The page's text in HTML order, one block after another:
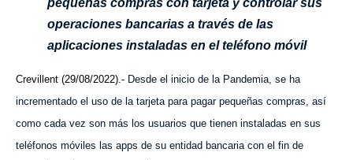
pequeñas compras con tarjeta y controlar sus
operaciones bancarias a través de las
aplicaciones instaladas en el teléfono móvil
Crevillent (29/08/2022).- Desde el inicio de la Pandemia, se ha
incrementado el uso de la tarjeta para pagar pequeñas compras, así
como cada vez son más los usuarios que tienen instaladas en sus
teléfonos móviles las apps de su entidad bancaria con el fin de